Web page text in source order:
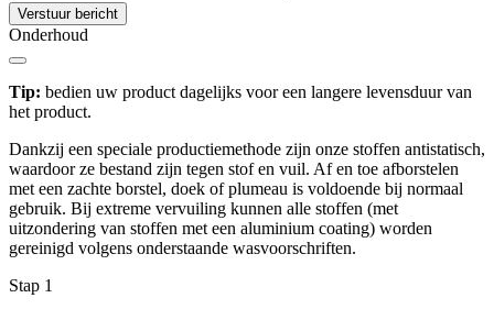
Verstuur bericht
Onderhoud
Tip: bedien uw product dagelijks voor een langere levensduur van
het product.
Dankzij een speciale productiemethode zijn onze stoffen antistatisch,
waardoor ze bestand zijn tegen stof en vuil. Af en toe afborstelen
met een zachte borstel, doek of plumeau is voldoende bij normaal
gebruik. Bij extreme vervuiling kunnen alle stoffen (met
uitzondering van stoffen met een aluminium coating) worden
gereinigd volgens onderstaande wasvoorschriften.
Stap 1